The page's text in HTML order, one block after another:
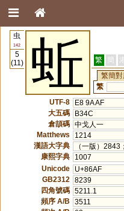
虫
142
5
(11)
蚯 繁 簡
繁簡對
繁
UTF-8
E8 9A AF
大五碼
B34C
倉頡碼 中戈人一
Matthews
1214
漢語大字典
（一版）
康熙字典
1007
Unicode
U+86AF
GB2312
8239
四角號碼 5211.1
頻序 A/B
3511